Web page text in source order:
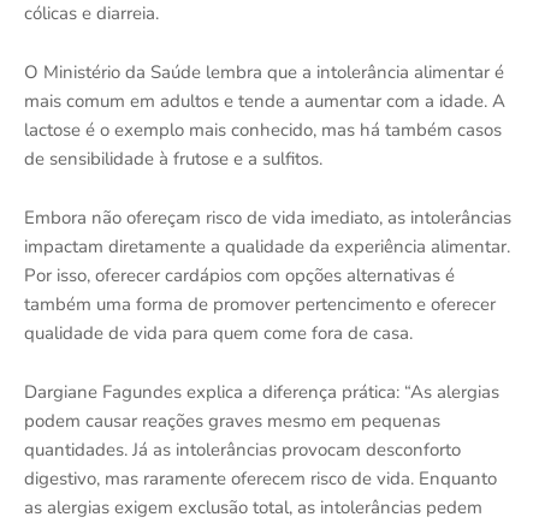
cólicas e diarreia.
O Ministério da Saúde lembra que a intolerância alimentar é
mais comum em adultos e tende a aumentar com a idade. A
lactose é o exemplo mais conhecido, mas há também casos
de sensibilidade à frutose e a sulfitos.
Embora não ofereçam risco de vida imediato, as intolerâncias
impactam diretamente a qualidade da experiência alimentar.
Por isso, oferecer cardápios com opções alternativas é
também uma forma de promover pertencimento e oferecer
qualidade de vida para quem come fora de casa.
Dargiane Fagundes explica a diferença prática: “As alergias
podem causar reações graves mesmo em pequenas
quantidades. Já as intolerâncias provocam desconforto
digestivo, mas raramente oferecem risco de vida. Enquanto
as alergias exigem exclusão total, as intolerâncias pedem